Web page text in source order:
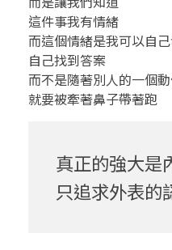
心
的
豐
這件事我有情緒
而這個情緒是我可以自
自己找到答案
而不是隨著別人的一個
就要被牽著鼻子帶著跑
真正的強大是
只追求外表的